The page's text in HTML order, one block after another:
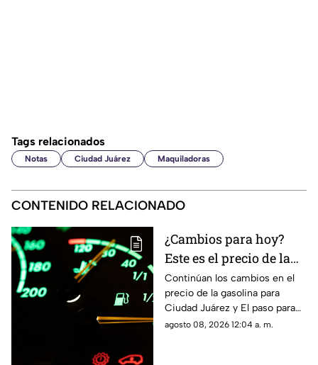
Tags relacionados
Notas Ciudad Juárez Maquiladoras
CONTENIDO RELACIONADO
¿Cambios para hoy?
Este es el precio de la
gasolina para Ciudad
Juárez y El Paso
Continúan los cambios en el
precio de la gasolina para
Ciudad Juárez y El paso para
hoy, 8 de agosto
agosto 08, 2026 12:04 a. m.